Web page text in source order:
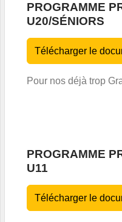
PROGRAMME
U20/SÉNIORS
Télécharger le
Pour nos déjà trop
PROGRAMME
U11
Télécharger le